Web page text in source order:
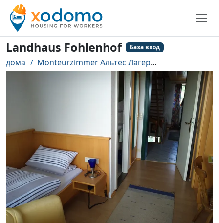
Landhaus Fohlenhof База вход
дома Monteurzimmer Альтес Лагер